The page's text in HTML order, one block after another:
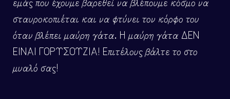
σταυροκοπιέται και να φτύνει τον κόρφο του
όταν βλέπει μαύρη γάτα. Η μαύρη γάτα ΔΕΝ
ΕΙΝΑΙ ΓΟΡΥΣΟΥΖΙΑ! Επιτέλους βάλτε το στο
μυαλό σας!